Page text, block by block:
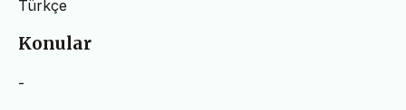
Türkçe
Konular
-